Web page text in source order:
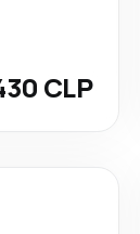
CLP